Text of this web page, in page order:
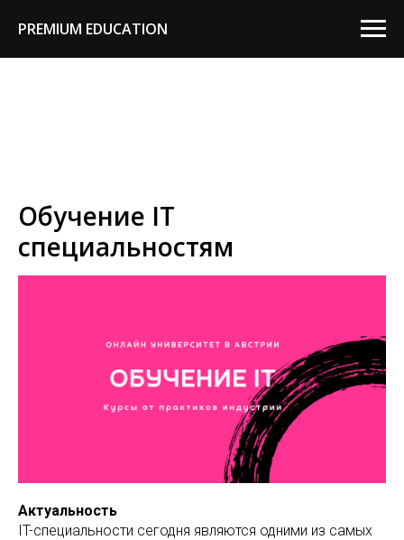
PREMIUM EDUCATION
Обучение IT
специальностям
Актуальность
IT-специальности сегодня являются одними из самых